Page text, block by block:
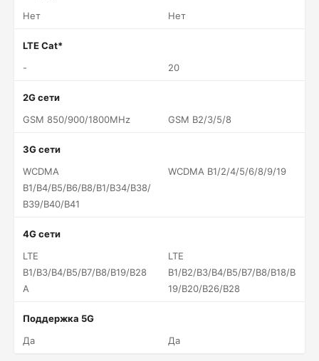
Нет
Нет
LTE Cat*
-
20
2G сети
GSM 850/900/1800MHz
GSM B2/3/5/8
3G сети
WCDMA
B1/B4/B5/B6/B8/B1/B34/B38/
B39/B40/B41
WCDMA B1/2/4/5/6/8/9/19
4G сети
LTE
B1/B3/B4/B5/B7/B8/B19/B28
A
LTE
B1/B2/B3/B4/B5/B7/B8/B18/B
19/B20/B26/B28
Поддержка 5G
Да
Да